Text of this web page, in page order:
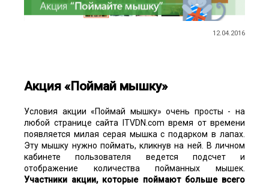
12.04.2016
Акция «Поймай мышку»
Условия акции «Поймай мышку» очень просты - на
любой странице сайта ITVDN.com время от времени
появляется милая серая мышка с подарком в лапах.
Эту мышку нужно поймать, кликнув на ней. В личном
кабинете пользователя ведется подсчет и
отображение количества пойманных мышек.
Участники акции, которые поймают больше всего